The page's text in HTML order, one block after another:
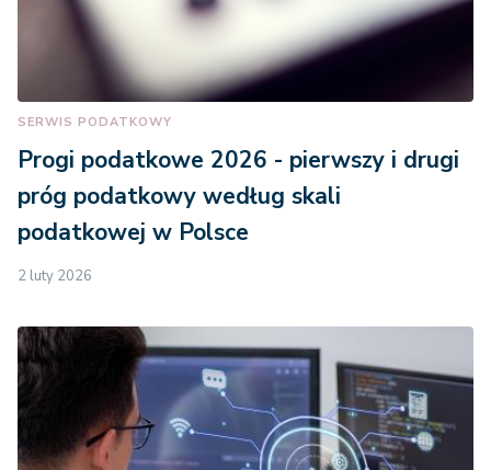
SERWIS PODATKOWY
Progi podatkowe 2026 - pierwszy i drugi
próg podatkowy według skali
podatkowej w Polsce
2 luty 2026